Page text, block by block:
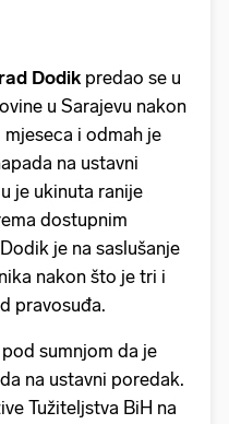
Dodik predao se u
u Sarajevu nakon
i odmah je
na ustavni
je ukinuta ranije
dostupnim
je na saslušanje
nakon što je tri i
pravosuđa.
sumnjom da je
na ustavni poredak.
Tužiteljstva BiH na